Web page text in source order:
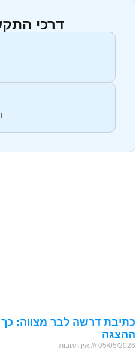
דרכי
כתיבת דרשה לבר מצווה:
ההצגה
05/05/2026 אין תגובות